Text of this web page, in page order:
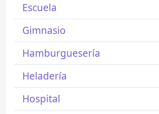
Escuela
Gimnasio
Hamburguesería
Heladería
Hospital